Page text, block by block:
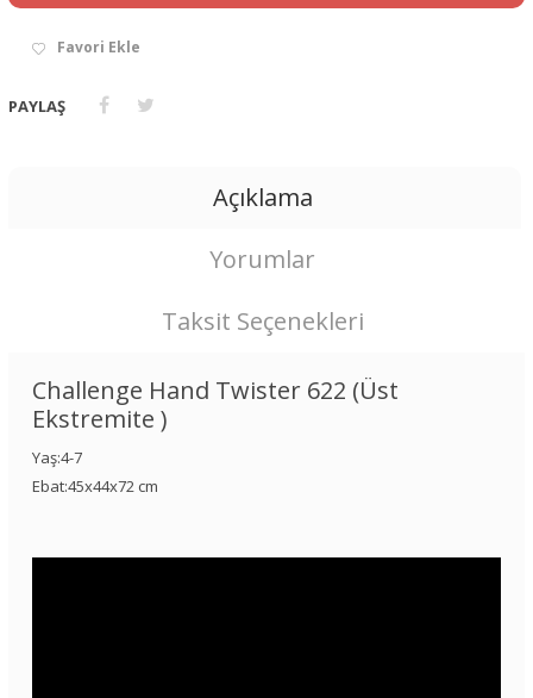
Favori Ekle
PAYLAŞ
Açıklama
Yorumlar
Taksit Seçenekleri
Challenge Hand Twister 622 (Üst
Ekstremite )
Yaş:4-7
Ebat:45x44x72 cm